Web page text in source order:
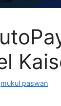
mukul paswan